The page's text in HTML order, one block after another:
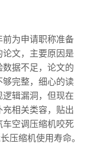
为申请职称准备
文，主要原因是
数据不足，论文的
够完整，细心的读
辑漏洞，但现在
充相关类容，贴出
空调压缩机咬死
压缩机使用寿命。